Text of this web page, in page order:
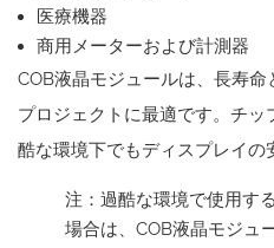
医療機器
商用メーターおよび計測器
COB液晶モジュールは、長寿
プロジェクトに最適です。チッ
酷な環境下でもディスプレイの
注：過酷な環境で使用す
場合は、COB液晶モジュ